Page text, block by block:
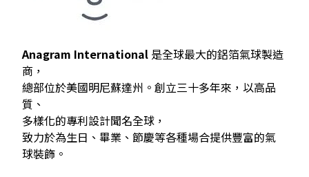
Anagram International 是全球最大的鋁箔氣球製造
商，
總部位於美國明尼蘇達州。創立三十多年來，以高品
質、
多樣化的專利設計聞名全球，
致力於為生日、畢業、節慶等各種場合提供豐富的氣
球裝飾。